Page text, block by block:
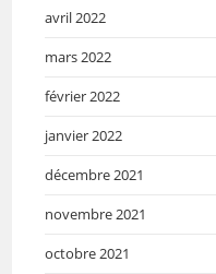
avril 2022
mars 2022
février 2022
janvier 2022
décembre 2021
novembre 2021
octobre 2021